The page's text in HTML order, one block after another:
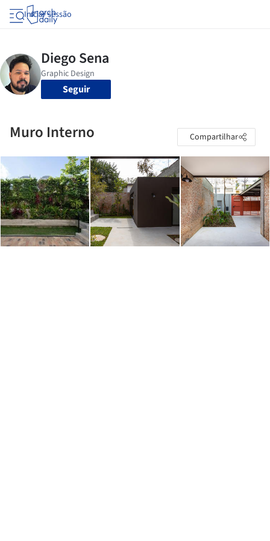
Iniciar sessão
Seguir
Muro Interno Compartilhar